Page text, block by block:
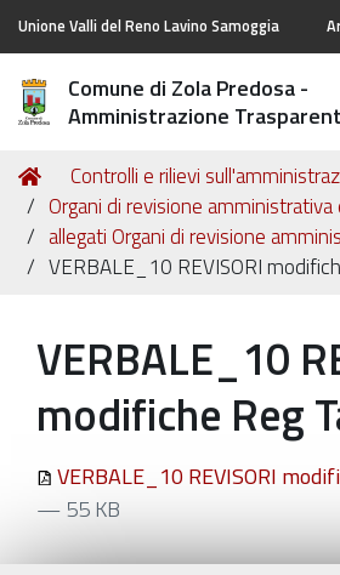
Unione Valli del Reno Lavino Samoggia
Comune di Zola Predosa -
Amministrazione
Tu
sei
qui:
Home
Controlli e rilievi
Organi di revisione
allegati Organi di revisione
VERBALE_10 REVISORI
VERBALE_10
modifiche Reg
VERBALE_10 REVISORI
— 55 KB